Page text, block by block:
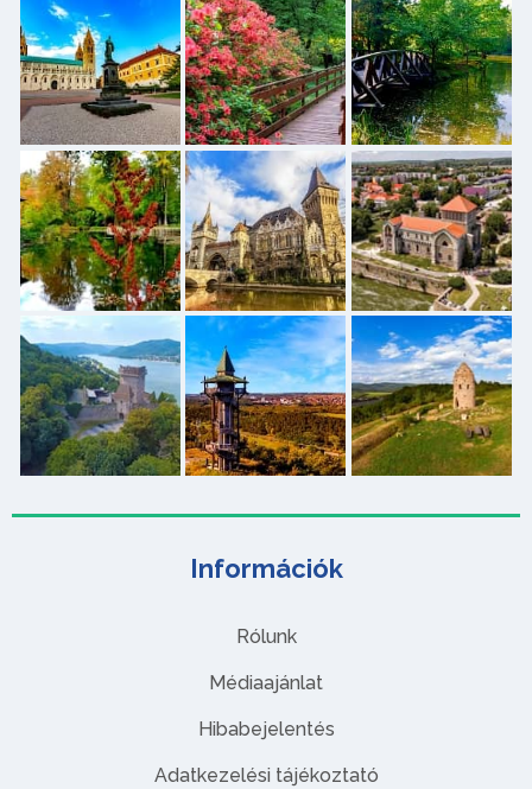
Információk
Rólunk
Médiaajánlat
Hibabejelentés
Adatkezelési tájékoztató